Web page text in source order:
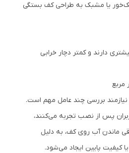
یا مشبک به طراحی کف بستگی
دارند و کمتر دچار خرابی
مربع
بررسی چند عامل مهم است.
پس از نصب تجربه می‌کنند،
ماندن آب روی کف، به دلیل
کیفیت پایین ایجاد می‌شود.